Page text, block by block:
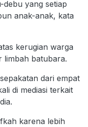
debu yang setiap
anak-anak, kata
kerugian warga
limbah batubara.
dari empat
di mediasi terkait
karena lebih